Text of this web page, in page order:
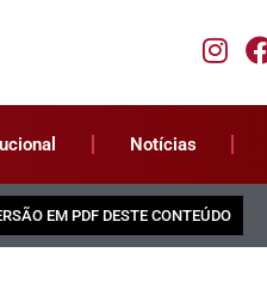
Notícias
EM PDF DESTE CONTEÚDO